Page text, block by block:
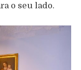
o seu lado.